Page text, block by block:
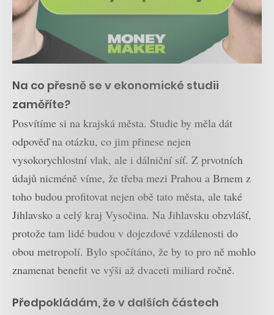
Na co přesně se v ekonomické studii
zaměříte?
Posvítíme si na krajská města. Studie by měla dát
odpověď na otázku, co jim přinese nejen
vysokorychlostní vlak, ale i dálniční síť. Z prvotních
údajů nicméně víme, že třeba mezi Prahou a Brnem z
toho budou profitovat nejen obě tato města, ale také
Jihlavsko a celý kraj Vysočina. Na Jihlavsku obzvlášť,
protože tam lidé budou v dojezdové vzdálenosti do
obou metropolí. Bylo spočítáno, že by to pro ně mohlo
znamenat benefit ve výši až dvaceti miliard ročně.
Předpokládám, že v dalších částech